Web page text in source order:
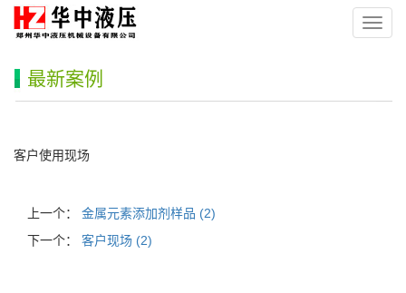
导
航
最新案例
客户使用现场
上一个： 金属元素添加剂样品 (2)
下一个： 客户现场 (2)